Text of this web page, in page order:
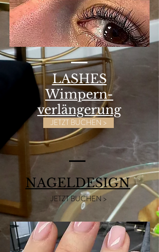
LASHES
Wimpern-
verlängerung
JETZT BUCHEN >
NAGELDESIGN
JETZT BUCHEN >